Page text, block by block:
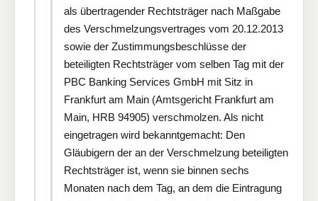
als übertragender Rechtsträger nach Maßgabe
des Verschmelzungsvertrages vom 20.12.2013
sowie der Zustimmungsbeschlüsse der
beteiligten Rechtsträger vom selben Tag mit der
PBC Banking Services GmbH mit Sitz in
Frankfurt am Main (Amtsgericht Frankfurt am
Main, HRB 94905) verschmolzen. Als nicht
eingetragen wird bekanntgemacht: Den
Gläubigern der an der Verschmelzung beteiligten
Rechtsträger ist, wenn sie binnen sechs
Monaten nach dem Tag, an dem die Eintragung